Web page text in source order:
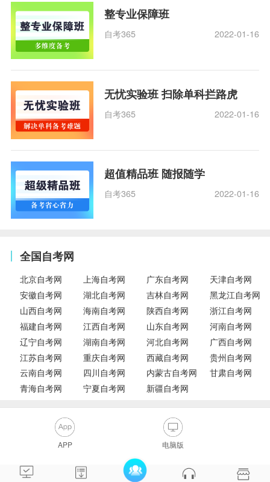
整专业保障班
自考365 2022-01-16
无忧实验班 扫除单科拦路虎
自考365 2022-01-16
超值精品班 随报随学
自考365 2022-01-16
全国自考网
北京自考网 上海自考网 广东自考网
天津自考网
安徽自考网
湖北自考网 吉林自考网
黑龙江自考网
山西自考网
海南自考网 陕西自考网
浙江自考网
福建自考网
江西自考网 山东自考网
河南自考网
辽宁自考网
湖南自考网 河北自考网
广西自考网
江苏自考网
重庆自考网 西藏自考网
贵州自考网
云南自考网
四川自考网 内蒙古自考网
甘肃自考网
青海自考网
宁夏自考网 新疆自考网
APP 电脑版